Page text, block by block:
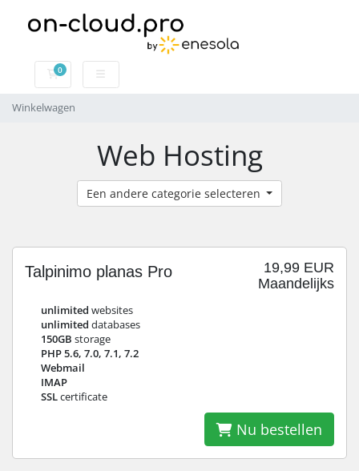
0
Winkelwagen
Winkelwagen
Web Hosting
Een andere categorie selecteren
19,99 EUR
Maandelijks
Talpinimo planas Pro
unlimited websites
unlimited databases
150GB storage
PHP 5.6, 7.0, 7.1, 7.2
Webmail
IMAP
SSLcertificate
Nu bestellen